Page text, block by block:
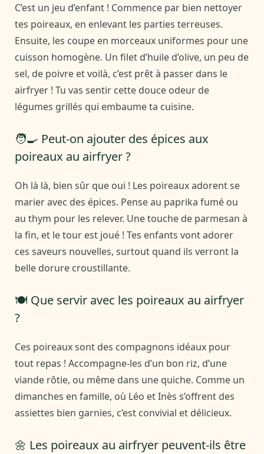
C’est un jeu d’enfant ! Commence par bien nettoyer
tes poireaux, en enlevant les parties terreuses.
Ensuite, les coupe en morceaux uniformes pour une
cuisson homogène. Un filet d’huile d’olive, un peu de
sel, de poivre et voilà, c’est prêt à passer dans le
airfryer ! Tu vas sentir cette douce odeur de
légumes grillés qui embaume ta cuisine.
🧑‍🍳 Peut-on ajouter des épices aux
poireaux au airfryer ?
Oh là là, bien sûr que oui ! Les poireaux adorent se
marier avec des épices. Pense au paprika fumé ou
au thym pour les relever. Une touche de parmesan à
la fin, et le tour est joué ! Tes enfants vont adorer
ces saveurs nouvelles, surtout quand ils verront la
belle dorure croustillante.
🍽 Que servir avec les poireaux au airfryer
?
Ces poireaux sont des compagnons idéaux pour
tout repas ! Accompagne-les d’un bon riz, d’une
viande rôtie, ou même dans une quiche. Comme un
dimanches en famille, où Léo et Inès s’offrent des
assiettes bien garnies, c’est convivial et délicieux.
🌼 Les poireaux au airfryer peuvent-ils être